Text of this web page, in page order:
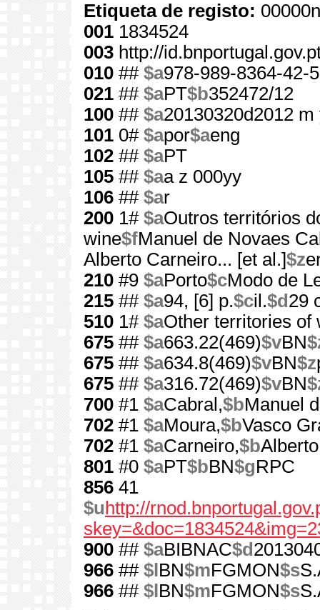
Etiqueta de registo:
001 1834524
003 http://
010 ## $a978-989-8364-42-5
021 ## $aPT$b352472/12
100 ## $a20130320d2012
101 0# $apor$aeng
102 ## $aPT
105 ## $aa z 000yy
106 ## $ar
200 1# $aOutros territórios
wine$fManuel de Novaes
Alberto Carneiro... [et al.]$z
210 #9 $aPorto$cModo de
215 ## $a94, [6] p.$cil.$d 29
510 1# $aOther territories of
675 ## $a663.22(469)$vBN
675 ## $a634.8(469)$vBN$z
675 ## $a316.72(469)$vBN
700 #1 $aCabral,$bManuel
702 #1 $aMoura,$bVasco
702 #1 $aCarneiro,$b
801 #0 $aPT$bBN$gRPC
856 41
$u http://
900 ## $aBIBNAC$d
966 ## $l BN$mFGMON$s
966 ## $l BN$mFGMON$s